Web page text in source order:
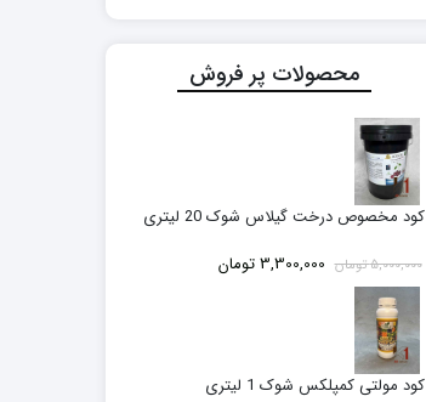
محصولات پر فروش
کود مخصوص درخت گیلاس شوک 20 لیتری
5,000,000تومان قیمت
3,300,000 تومان
کود مولتی کمپلکس شوک 1 لیتری